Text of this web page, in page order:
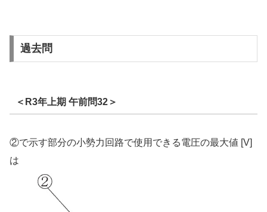
過去問
＜R3年上期 午前問32＞
②で示す部分の小勢力回路で使用できる電圧の最大値 [V]
は